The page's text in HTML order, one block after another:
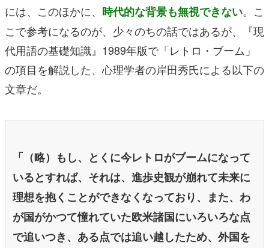
には、このほかに、 時代的な背景も無視できない。こ
こで参考になるのが、少々のちの話ではあるが、『現
代用語の基礎知識』1989年版で「レトロ・ブーム」
の項目を解説した、心理学者の岸田秀氏による以下の
文章だ。
「（略）もし、とくに今レトロがブームになって
いるとすれば、それは、進歩史観が崩れて未来に
理想を抱くことができなくなっており、また、わ
が国がかつて憧れていた欧米諸国にいろいろな点
で追いつき、ある点では追い越したため、外国を